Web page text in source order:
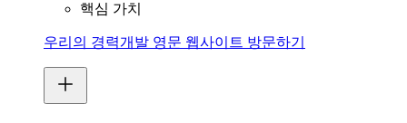
핵심 가치
우리의 경력개발 영문 웹사이트 방문하기